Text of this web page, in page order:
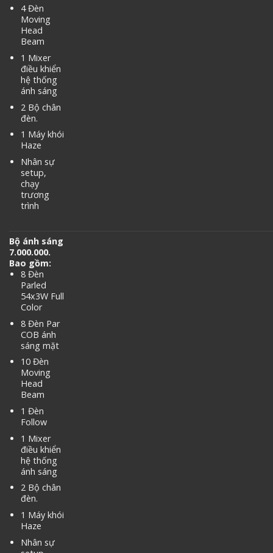
4 Đèn
Moving
Head
Beam
1 Mixer
điều khiển
hệ thống
ánh sáng
2 Bộ chân
đèn.
1 Máy khói
Haze
Nhân sự
setup,
chạy
trương
trình
Bộ ánh sáng
7.000.000.
Bao gồm:
8 Đèn
Parled
54x3W Full
Color
8 Đèn Par
COB ánh
sáng mặt
10 Đèn
Moving
Head
Beam
1 Đèn
Follow
1 Mixer
điều khiển
hệ thống
ánh sáng
2 Bộ chân
đèn.
1 Máy khói
Haze
Nhân sự